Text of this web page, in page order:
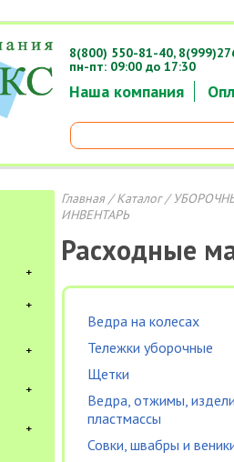
Наша компания
8(800) 550-81-40,
пн-пт: 09:00 до 17:30
Главная/Каталог/
ИНВЕНТАРЬ
Расходные
Ведра на колесах
Тележки уборочные
Щетки
Ведра, отжимы,
пластмассы
Совки, швабры и